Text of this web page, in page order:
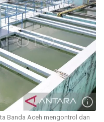
Banda Aceh mengontrol dan